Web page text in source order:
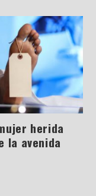
herida
la avenida